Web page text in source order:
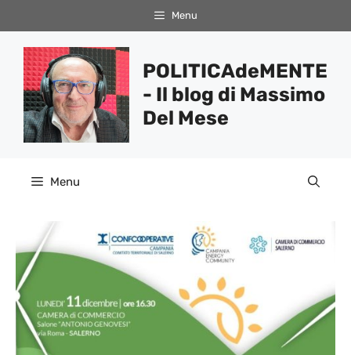
al
contenuto
Menu
POLITICAdeMENTE
- Il blog di Massimo
Del Mese
Menu